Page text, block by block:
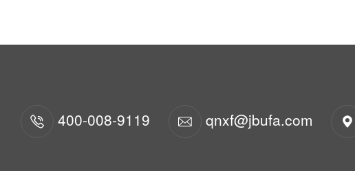
400-008-9119 qnxf@jbufa.com